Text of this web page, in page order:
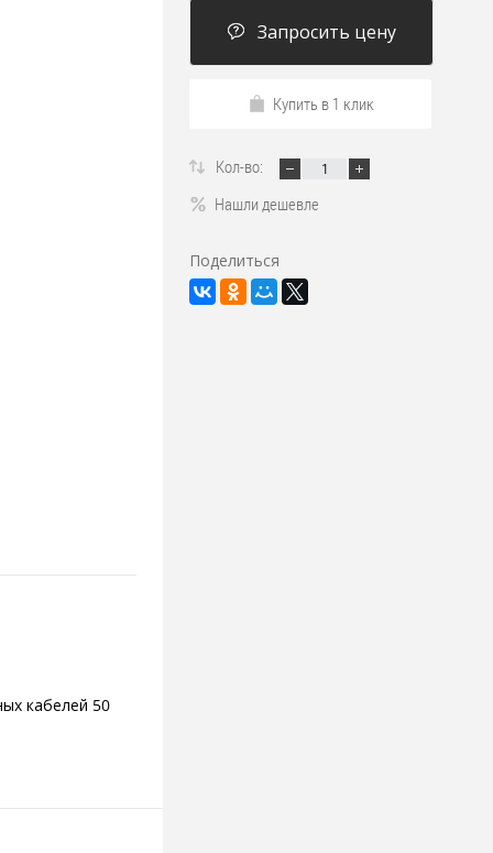
кабелей 50
Запросить цену
Купить в 1 клик
Кол-во:
Нашли дешевле
Поделиться